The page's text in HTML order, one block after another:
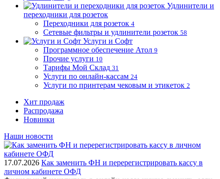
Удлинители и
переходники для розеток
Переходники для розеток 4
Сетевые фильтры и удлинители розеток 58
Услуги и Софт
Программное обеспечение Атол 9
Прочие услуги 10
Тарифы Мой Склад 31
Услуги по онлайн-кассам 24
Услуги по принтерам чековым и этикеток 2
Хит продаж
Распродажа
Новинки
Наши новости
17.07.2026 Как заменить ФН и перерегистрировать кассу в
личном кабинете ОФД